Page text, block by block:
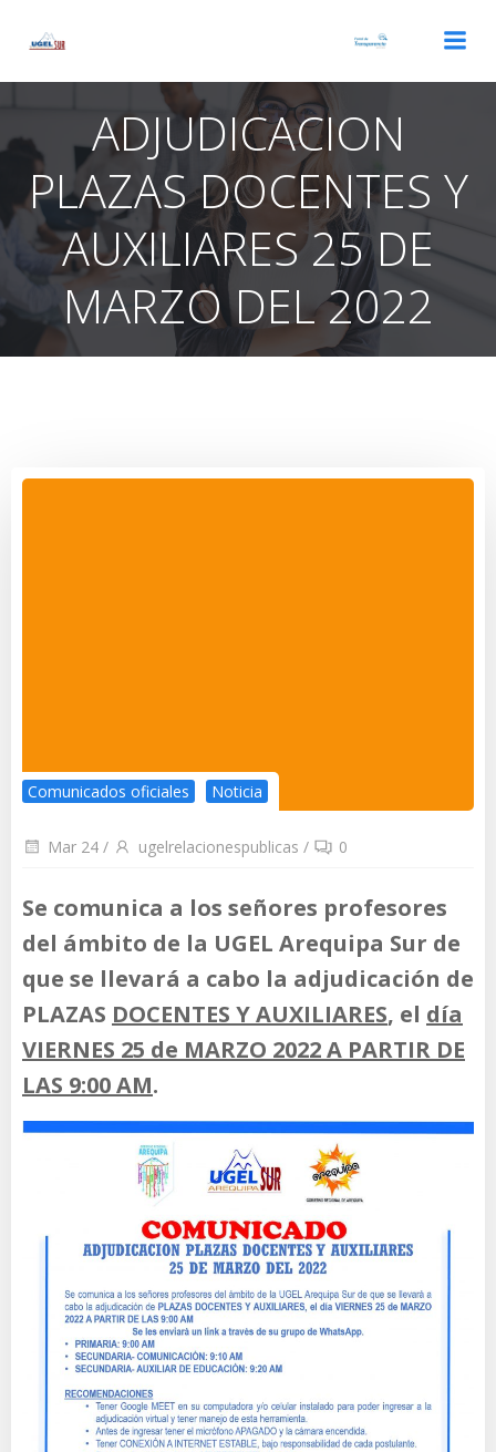
ADJUDICACION
PLAZAS DOCENTES Y
AUXILIARES 25 DE
MARZO DEL 2022
Comunicados oficiales Noticia
Mar 24 / ugelrelacionespublicas / 0
Se comunica a los señores profesores
del ámbito de la UGEL Arequipa Sur de
que se llevará a cabo la adjudicación de
PLAZAS DOCENTES Y AUXILIARES, el día
VIERNES 25 de MARZO 2022 A PARTIR DE
LAS 9:00 AM.